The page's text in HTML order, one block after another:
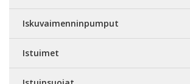
Iskuvaimenninpumput
Istuimet